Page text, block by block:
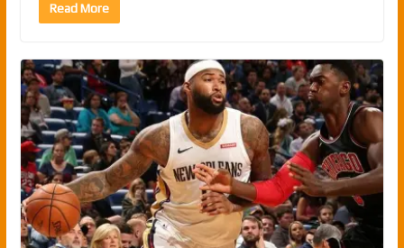
Read More